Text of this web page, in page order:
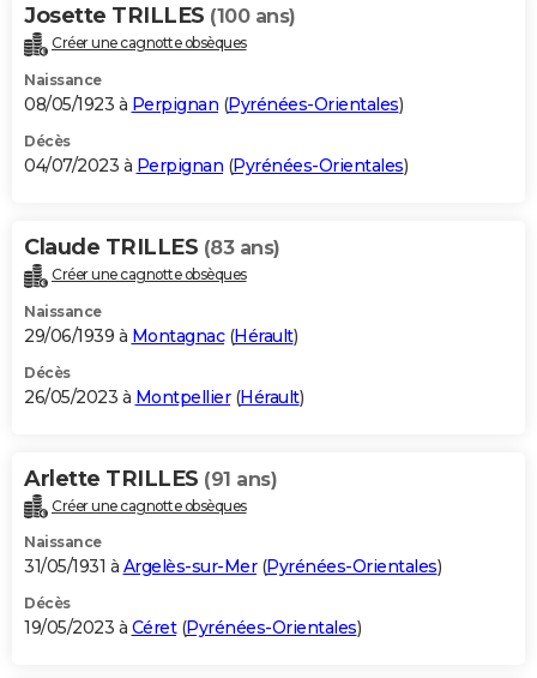
Josette TRILLES (100 ans)
Créer une cagnotte obsèques
Naissance
08/05/1923 à Perpignan (Pyrénées-Orientales)
Décès
04/07/2023 à Perpignan (Pyrénées-Orientales)
Claude TRILLES (83 ans)
Créer une cagnotte obsèques
Naissance
29/06/1939 à Montagnac(Hérault)
Décès
26/05/2023 à Montpellier(Hérault)
Arlette TRILLES (91 ans)
Créer une cagnotte obsèques
Naissance
31/05/1931 à Argelès-sur-Mer(Pyrénées-Orientales)
Décès
19/05/2023 à Céret(Pyrénées-Orientales)